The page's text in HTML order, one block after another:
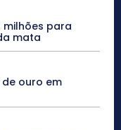
milhões para
mata
de ouro em